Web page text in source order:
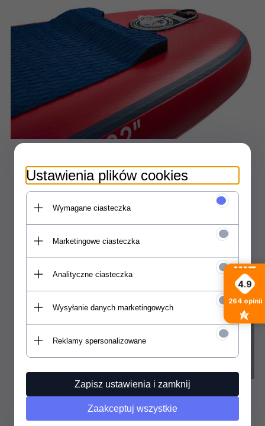
Dwa bagażniki z płaskich i rozciągliwych tasiemek pod
które możesz włożyć butelkę z wodą, aquabag lub inny
podręczny bagaż
Pokład z pianki EVA
Pokład deski został pokryty komfortową pianką EVA o
Ustawienia plików cookies
Wymagane ciasteczka
Marketingowe ciasteczka
Analityczne ciasteczka
Wysyłanie danych marketingowych
Reklamy spersonalizowane
Zapisz ustawienia i zamknij
Zaakceptuj wszystkie
4.9
264 opinii